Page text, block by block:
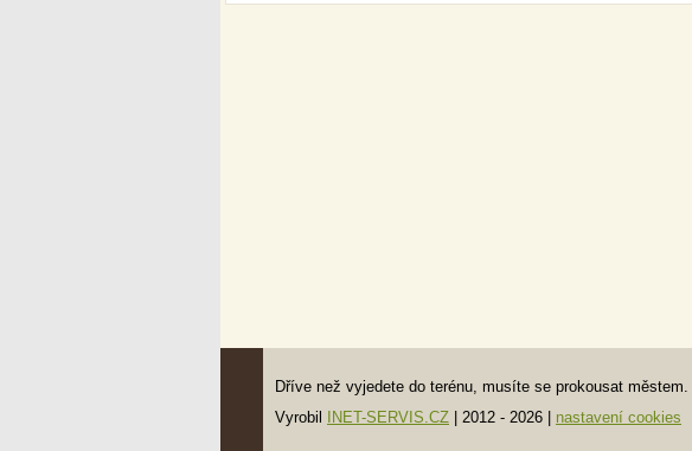
Dříve než vyjedete do terénu, musíte se prokousat městem.
Vyrobil
INET-SERVIS.CZ | 2012 - 2026 nastavení cookies